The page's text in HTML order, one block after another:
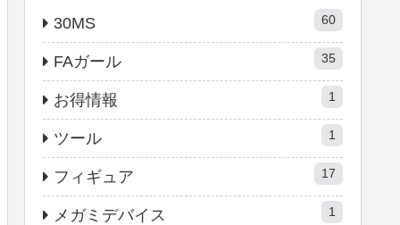
30MS 60
FAガール 35
お得情報 1
ツール 1
フィギュア 17
メガミデバイス 1